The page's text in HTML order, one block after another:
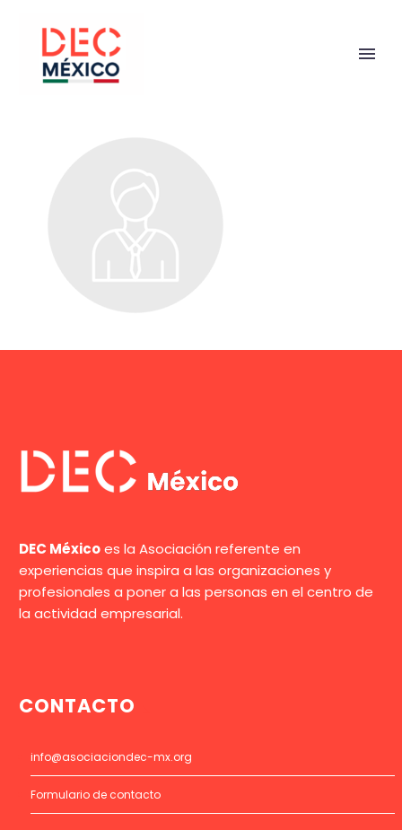
DEC Méxicoes la Asociación referente en
experiencias que inspira a las organizaciones y
profesionales a poner a las personas en el centro de
la actividad empresarial.
CONTACTO
info@asociaciondec-mx.org
Formulario de contacto